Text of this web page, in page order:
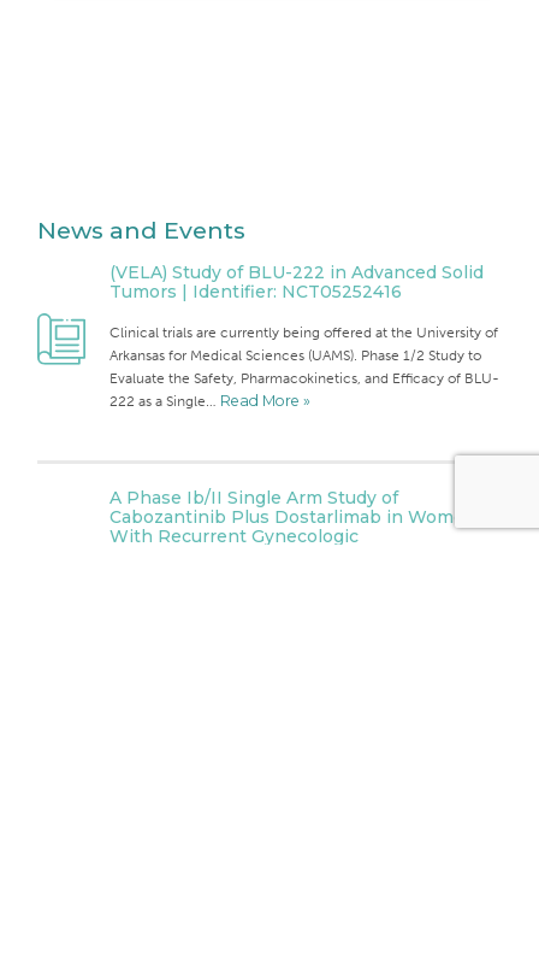
News and Events
(VELA) Study of BLU-222 in Advanced Solid
Tumors | Identifier: NCT05252416
Clinical trials are currently being offered at the University of
Arkansas for Medical Sciences (UAMS). Phase 1/2 Study to
Evaluate the Safety, Pharmacokinetics, and Efficacy of BLU-
222 as a Single… Read More »
A Phase Ib/II Single Arm Study of
Cabozantinib Plus Dostarlimab in Women
With Recurrent Gynecologic